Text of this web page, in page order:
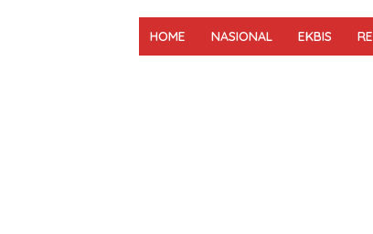
HOME NASIONAL EKBIS